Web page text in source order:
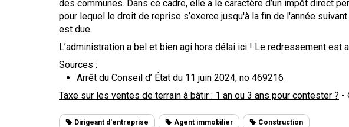
des communes. Dans ce cadre, elle a le caractère d’un impôt direct
pour lequel le droit de reprise s’exerce jusqu'à la fin de l'année
est due.
L’administration a bel et bien agi hors délai ici ! Le redressement est
Sources :
Arrêt du Conseil d’ État du 11 juin 2024, no 469216
Taxe sur les ventes de terrain à bâtir : 1 an ou 3 ans pour contester ? -
Dirigeant d'entreprise Agent immobilier Construction